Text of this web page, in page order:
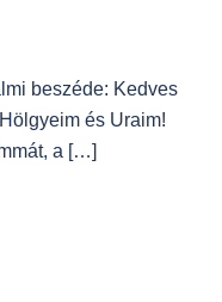
beszéde: Kedves
és Uraim!
a […]